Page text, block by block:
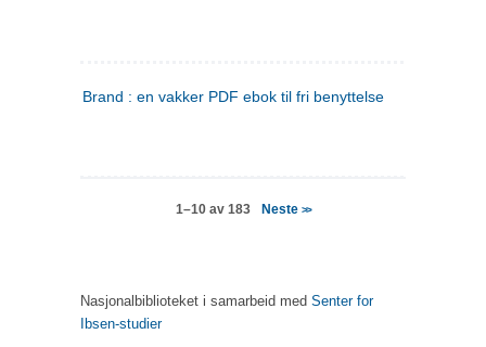
Brand : en vakker PDF ebok til fri benyttelse
1–10 av 183 Neste >>
Nasjonalbiblioteket i samarbeid med Senter for
Ibsen-studier